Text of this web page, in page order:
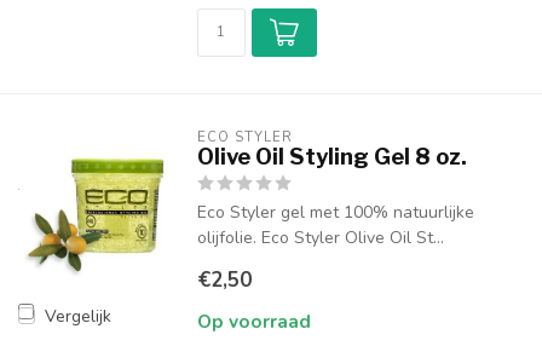
Vergelijk
ECO STYLER
Olive Oil Styling Gel 8 oz.
Eco Styler gel met 100% natuurlijke
olijfolie. Eco Styler Olive Oil St...
€2,50
Op voorraad